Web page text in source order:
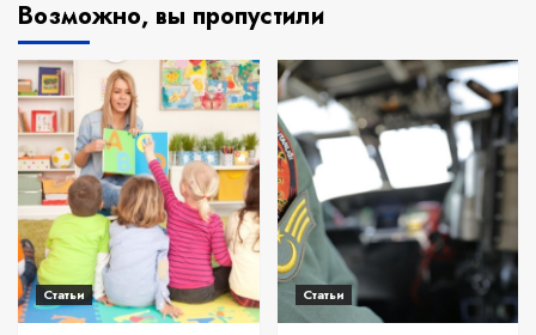
Возможно, вы пропустили
Статьи Статьи